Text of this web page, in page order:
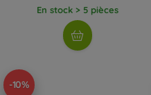
En stock > 5 pièces
-10%